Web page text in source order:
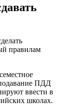
правилам
ПДД
ввести в
школах.